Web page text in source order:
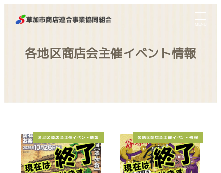
MENU
各地区商店会主催イベント情報
各地区商店会主催イベント情報 各地区商店会主催イベント情報